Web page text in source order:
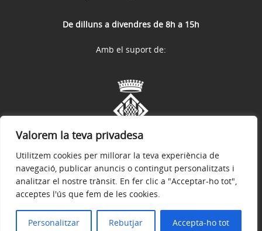
Valorem la teva privadesa
Utilitzem cookies per millorar la teva experiència de
navegació, publicar anuncis o contingut personalitzats i
analitzar el nostre trànsit. En fer clic a "Acceptar-ho tot",
acceptes l'ús que fem de les cookies.
Personalitzar Rebutjar Accepta-ho tot
De dilluns a divendres de 8h a 15h
Avís legal Política de privacitat
Amb el suport de: